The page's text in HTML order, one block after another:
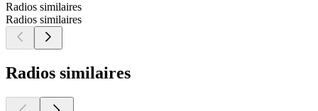
Radios similaires
Radios similaires
Radios similaires